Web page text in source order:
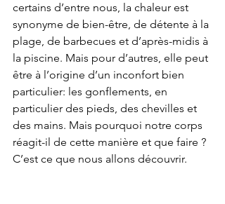
certains d’entre nous, la chaleur est
synonyme de bien-être, de détente à la
plage, de barbecues et d’après-midis à
la piscine. Mais pour d’autres, elle peut
être à l’origine d’un inconfort bien
particulier: les gonflements, en
particulier des pieds, des chevilles et
des mains. Mais pourquoi notre corps
réagit-il de cette manière et que faire ?
C’est ce que nous allons découvrir.